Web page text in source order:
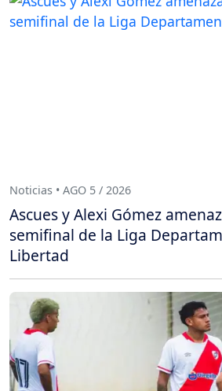
Noticias • AGO 5 / 2026
Ascues y Alexi Gómez
semifinal de la Liga
Libertad